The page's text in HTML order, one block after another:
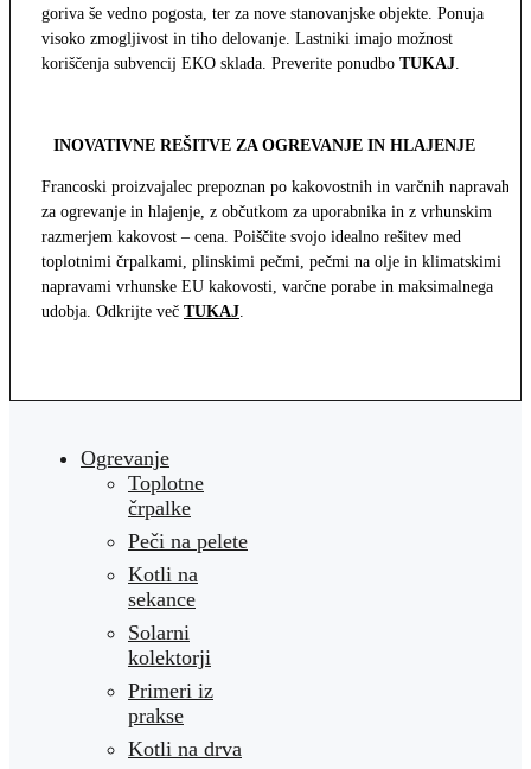
goriva še vedno pogosta, ter za nove stanovanjske objekte. Ponuja
visoko zmogljivost in tiho delovanje. Lastniki imajo možnost
koriščenja subvencij EKO sklada. Preverite ponudbo TUKAJ.
INOVATIVNE REŠITVE ZA OGREVANJE IN HLAJENJE
Francoski proizvajalec prepoznan po kakovostnih in varčnih napravah
za ogrevanje in hlajenje, z občutkom za uporabnika in z vrhunskim
razmerjem kakovost – cena. Poiščite svojo idealno rešitev med
toplotnimi črpalkami, plinskimi pečmi, pečmi na olje in klimatskimi
napravami vrhunske EU kakovosti, varčne porabe in maksimalnega
udobja. Odkrijte več TUKAJ.
Ogrevanje
Toplotne
črpalke
Peči na pelete
Kotli na
sekance
Solarni
kolektorji
Primeri iz
prakse
Kotli na drva